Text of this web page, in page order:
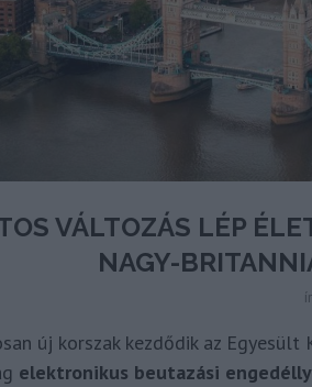
VÁLTOZÁS LÉP
NAGY-
új korszak kezdődik az
elektronikus beutazási